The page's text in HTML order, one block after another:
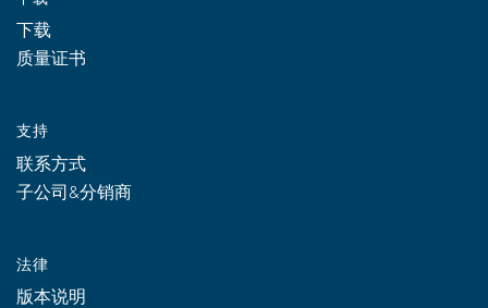
下载
质量证书
支持
联系方式
子公司&分销商
法律
版本说明